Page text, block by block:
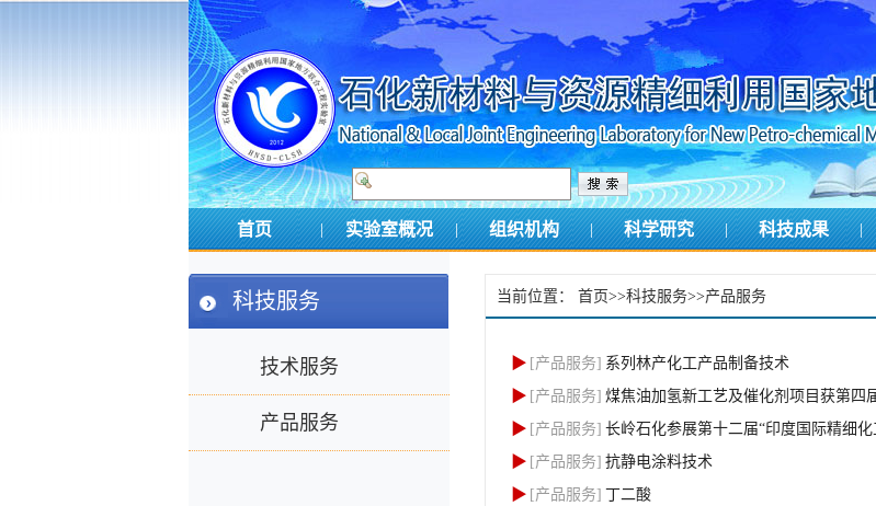
首页 | 实验室概况 | 组织机构 | 科学研究 | 科技成果 |
科技服务
技术服务
产品服务
当前位置： 首页>>科技服务>>产品服务
▶ [产品服务] 系列林产化工产品制备技术
▶ [产品服务] 煤焦油加氢新工艺及催化剂项目获第四
▶ [产品服务] 长岭石化参展第十二届“印度国际精细化
▶ [产品服务] 抗静电涂料技术
▶ [产品服务] 丁二酸